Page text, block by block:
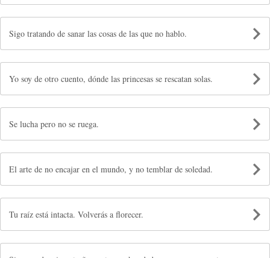
Sigo tratando de sanar las cosas de las que no hablo.
Yo soy de otro cuento, dónde las princesas se rescatan solas.
Se lucha pero no se ruega.
El arte de no encajar en el mundo, y no temblar de soledad.
Tu raíz está intacta. Volverás a florecer.